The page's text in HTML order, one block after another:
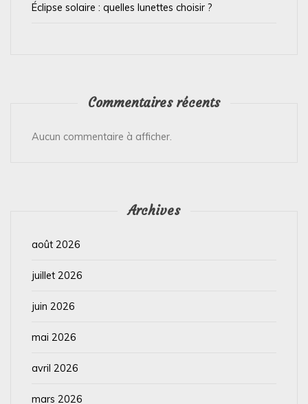
Éclipse solaire : quelles lunettes choisir ?
Commentaires récents
Aucun commentaire à afficher.
Archives
août 2026
juillet 2026
juin 2026
mai 2026
avril 2026
mars 2026